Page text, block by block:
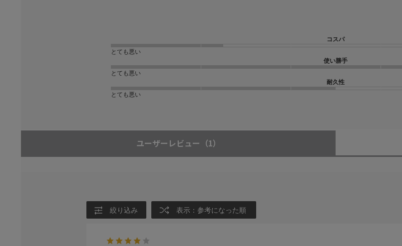
コスパ
とても悪い
使い勝手
とても悪い
耐久性
とても悪い
ユーザーレビュー （1）
絞り込み 表示：参考になった順